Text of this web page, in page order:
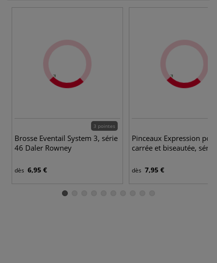
3 pointes
Brosse Eventail System 3, série
46 Daler Rowney
dès 6,95 €
Pinceaux Expression
carrée et biseautée, série
dès 7,95 €